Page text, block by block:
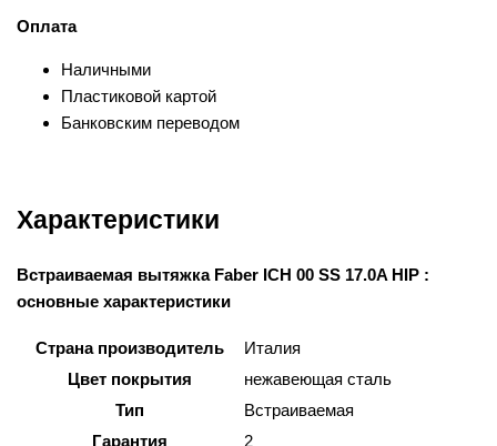
Оплата
Наличными
Пластиковой картой
Банковским переводом
Характеристики
Встраиваемая вытяжка Faber ICH 00 SS 17.0A HIP :
основные характеристики
Страна производитель
Италия
Цвет покрытия
нежавеющая сталь
Тип
Встраиваемая
Гарантия
2